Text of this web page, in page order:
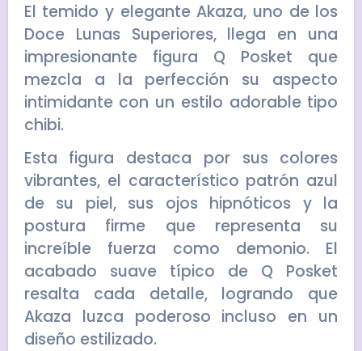
El temido y elegante Akaza, uno de los
Doce Lunas Superiores, llega en una
impresionante figura Q Posket que
mezcla a la perfección su aspecto
intimidante con un estilo adorable tipo
chibi.
Esta figura destaca por sus colores
vibrantes, el característico patrón azul
de su piel, sus ojos hipnóticos y la
postura firme que representa su
increíble fuerza como demonio. El
acabado suave típico de Q Posket
resalta cada detalle, logrando que
Akaza luzca poderoso incluso en un
diseño estilizado.